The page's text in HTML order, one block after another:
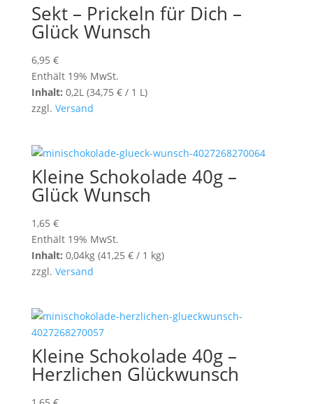
Sekt – Prickeln für Dich –
Glück Wunsch
6,95 €
Enthält 19% MwSt.
Inhalt: 0,2L (34,75 €/ 1 L)
zzgl. Versand
Kleine Schokolade 40g –
Glück Wunsch
1,65 €
Enthält 19% MwSt.
Inhalt: 0,04kg (41,25 €/ 1 kg)
zzgl. Versand
Kleine Schokolade 40g –
Herzlichen Glückwunsch